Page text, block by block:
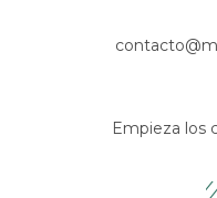
Empieza los